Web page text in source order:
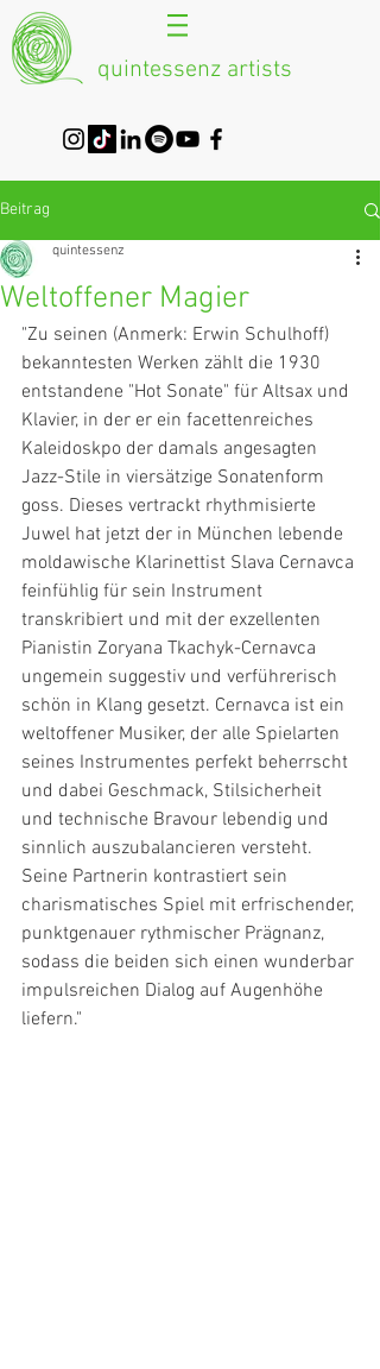
quintessenz artists
Beitrag
Weltoffener Magier
quintessenz
"Zu seinen (Anmerk: Erwin Schulhoff)
bekanntesten Werken zählt die 1930
entstandene "Hot Sonate" für Altsax und
Klavier, in der er ein facettenreiches
Kaleidoskpo der damals angesagten
Jazz-Stile in viersätzige Sonatenform
goss. Dieses vertrackt rhythmisierte
Juwel hat jetzt der in München lebende
moldawische Klarinettist Slava Cernavca
feinfühlig für sein Instrument
transkribiert und mit der exzellenten
Pianistin Zoryana Tkachyk-Cernavca
ungemein suggestiv und verführerisch
schön in Klang gesetzt. Cernavca ist ein
weltoffener Musiker, der alle Spielarten
seines Instrumentes perfekt beherrscht
und dabei Geschmack, Stilsicherheit
und technische Bravour lebendig und
sinnlich auszubalancieren versteht.
Seine Partnerin kontrastiert sein
charismatisches Spiel mit erfrischender,
punktgenauer rythmischer Prägnanz,
sodass die beiden sich einen wunderbar
impulsreichen Dialog auf Augenhöhe
liefern."